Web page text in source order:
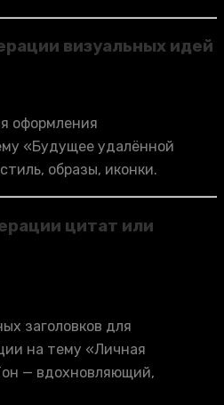
визуальных идей
оформления
«Будущее удалённой
образы, иконки.
цитат или
заголовков для
на тему «Личная
— вдохновляющий,